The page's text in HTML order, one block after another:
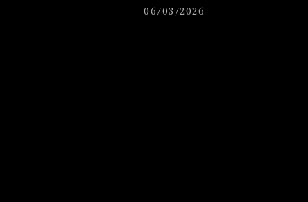
06/03/2026